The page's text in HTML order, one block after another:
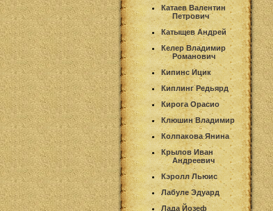
Катаев Валентин
Петрович
Катыщев Андрей
Келер Владимир
Романович
Кипинс Ицик
Киплинг Редьярд
Кирога Орасио
Клюшин Владимир
Колпакова Янина
Крылов Иван
Андреевич
Кэролл Льюис
Лабуле Эдуард
Лада Йозеф